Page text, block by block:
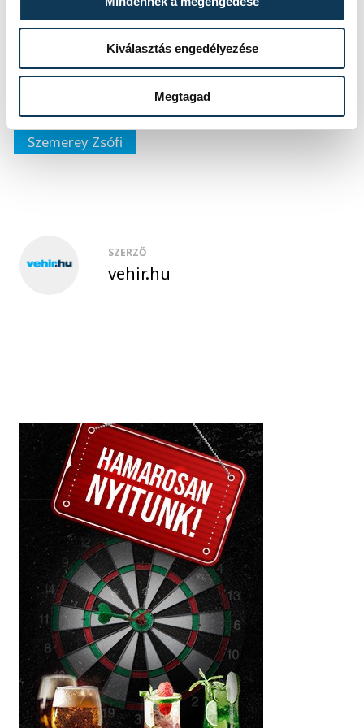
Kiválasztás engedélyezése
Megtagad
sport kézilabda
ország-világ
női kézilabda-válogatott
Szemerey Zsófi
SZERZŐ
vehir.hu